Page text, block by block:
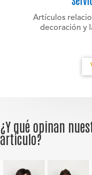
Artículos
decoración y
¿Y qué opinan
artículo?